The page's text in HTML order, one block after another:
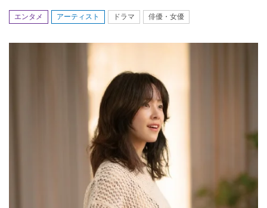
エンタメ アーティスト ドラマ 俳優・女優